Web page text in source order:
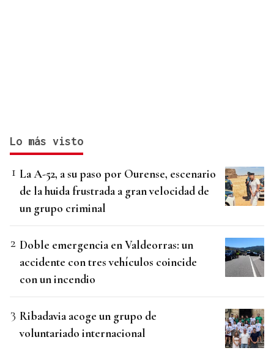
Lo más visto
La A-52, a su paso por Ourense, escenario
de la huida frustrada a gran velocidad de
un grupo criminal
Doble emergencia en Valdeorras: un
accidente con tres vehículos coincide
con un incendio
Ribadavia acoge un grupo de
voluntariado internacional